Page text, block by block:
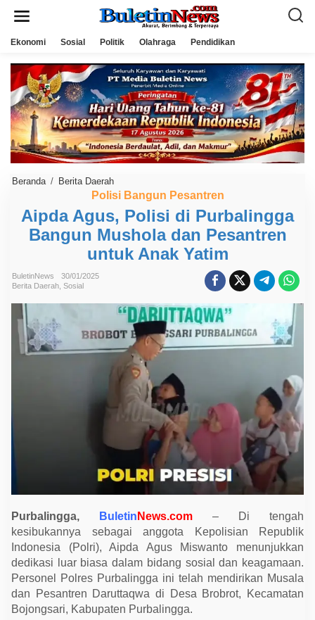
Ekonomi Sosial Politik Olahraga Pendidikan
Beranda / Berita Daerah
i
p
a
A
g
u
s
i
d
g
a
a
g
u
n
M
u
s
h
o
a
Polisi Bangun Pesantren
Aipda Agus, Polisi di Purbalingga
Bangun Mushola dan Pesantren
untuk Anak Yatim
BuletinNews
30/01/2025
Berita Daerah Sosial
Purbalingga, Buletin News.com – Di tengah
kesibukannya sebagai anggota Kepolisian Republik
Indonesia (Polri), Aipda Agus Miswanto menunjukkan
dedikasi luar biasa dalam bidang sosial dan keagamaan.
Personel Polres Purbalingga ini telah mendirikan Musala
dan Pesantren Daruttaqwa di Desa Brobrot, Kecamatan
Bojongsari, Kabupaten Purbalingga.